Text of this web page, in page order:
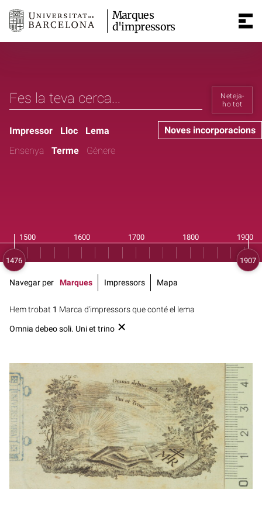
Marques
d'impressors
Neteja-
ho tot
Noves incorporacions
Impressor Lloc
Lema
Ensenya
Terme Gènere
Hem trobat 1 Marca d'impressors que conté el lema
Omnia debeo soli. Uni et trino
Navegar per Marques Impressors Mapa